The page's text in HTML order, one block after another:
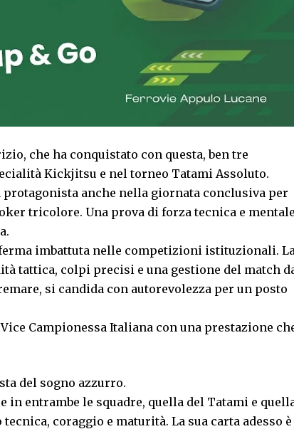
che ha conquistato con questa, ben tre
Kickjitsu e nel torneo Tatami Assoluto.
anche nella giornata conclusiva per
tricolore. Una prova di forza tecnica e mentale
imbattuta nelle competizioni istituzionali. La
tattica, colpi precisi e una gestione del match
si candida con autorevolezza per un posto
Campionessa Italiana con una prestazione
del sogno azzurro.
in entrambe le squadre, quella del Tatami e
coraggio e maturità. La sua carta adesso è